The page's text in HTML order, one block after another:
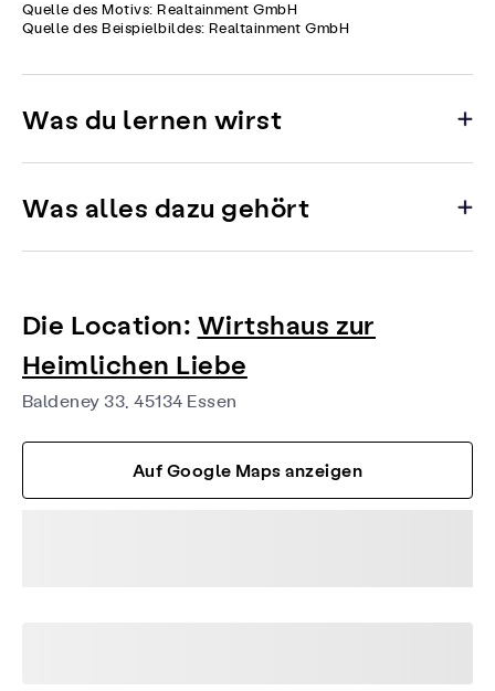
Quelle des Motivs: Realtainment GmbH
Quelle des Beispielbildes: Realtainment GmbH
Was du lernen wirst
Was alles dazu gehört
Die Location: Wirtshaus zur
Heimlichen Liebe
Baldeney 33, 45134 Essen
Auf Google Maps anzeigen